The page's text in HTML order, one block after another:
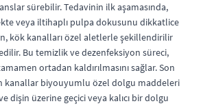
sürebilir. Tedavinin ilk aşamasında,
veya iltihaplı pulpa dokusunu dikkatlice
kök kanalları özel aletlerle şekillendirilir
Bu temizlik ve dezenfeksiyon süreci,
ortadan kaldırılmasını sağlar. Son
kanallar biyouyumlu özel dolgu maddeleri
dişin üzerine geçici veya kalıcı bir dolgu